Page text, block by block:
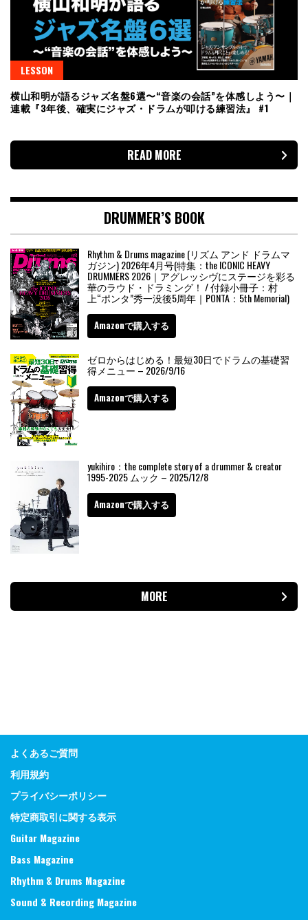
LESSON
横山和明が語るジャズ名盤6選〜“音楽の会話”を体感しよう〜｜
連載『3年後、確実にジャズ・ドラムが叩ける練習法』 #1
READ MORE
DRUMMER’S BOOK
Rhythm & Drums magazine (リズム アンド ドラムマ
ガジン) 2026年4月号(特集：the ICONIC HEAVY
DRUMMERS 2026｜アグレッシヴにステージを彩る
華のラウド・ドラミング！ / 付録小冊子：村
上“ポンタ”秀一没後5周年｜PONTA：5th Memorial)
Amazonで購入する
ゼロからはじめる！最短30日でドラムの基礎習
得メニュー – 2026/9/16
Amazonで購入する
yukihiro：the complete story of a drummer & creator
1995-2025 ムック – 2025/12/8
Amazonで購入する
MORE
よくあるご質問
利用規約
プライバシーポリシー
特定商取引に関する表示
Guitar Magazine
Bass Magazine
Rhythm & Drums Magazine
Sound & Recording Magazine